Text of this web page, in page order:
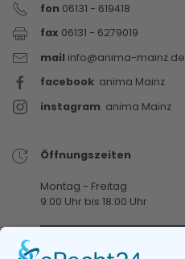
fon 06131 - 619418
fax 06131 - 6279019
mail info@anima-mainz.de
facebook anima Mainz
instagram anima Mainz
Öffnungszeiten
Montag - Freitag
9:00 Uhr bis 18:00 Uhr
Samstag